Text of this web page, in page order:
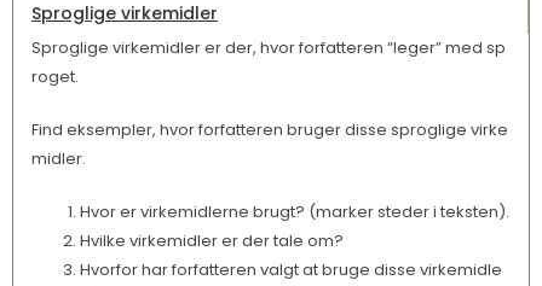
Sproglige virkemidler
Sproglige virkemidler er der, hvor forfatteren “leger” med sp
roget.
Find eksempler, hvor forfatteren bruger disse sproglige virke
midler.
Hvor er virkemidlerne brugt? (marker steder i teksten).
Hvilke virkemidler er der tale om?
Hvorfor har forfatteren valgt at bruge disse virkemidle